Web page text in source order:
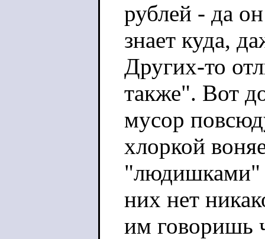
рублей - да
знает куда,
Других-то
также". Вот
мусор
хлоркой
"людишками"
них нет
им говоришь